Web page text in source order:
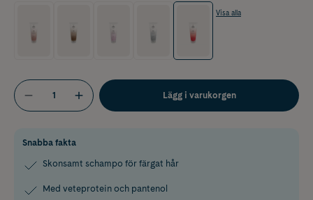
Visa alla
Lägg i varukorgen
Snabba fakta
Skonsamt schampo för färgat hår
Med veteprotein och pantenol